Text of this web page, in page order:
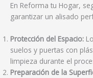
En Reforma tu Hogar,
garantizar un alisado
Protección del Espacio:
suelos y puertas con
limpieza durante el
Preparación de la